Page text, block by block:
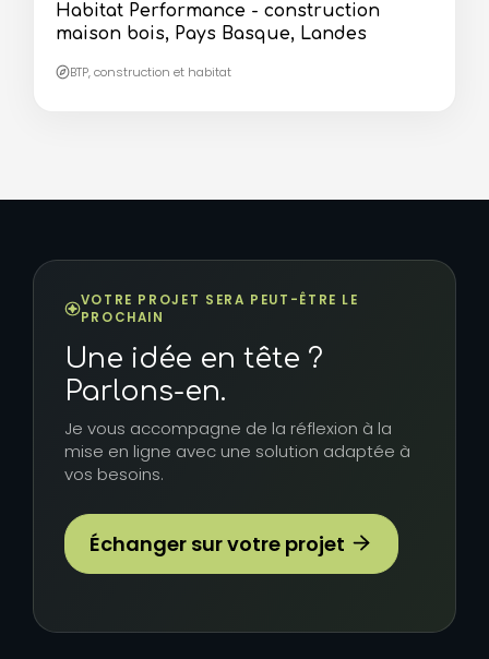
Habitat Performance - construction
maison bois, Pays Basque, Landes
BTP, construction et habitat
VOTRE PROJET SERA PEUT-ÊTRE LE
PROCHAIN
Une idée en tête ?
Parlons-en.
Je vous accompagne de la réflexion à la
mise en ligne avec une solution adaptée à
vos besoins.
Échanger sur votre projet